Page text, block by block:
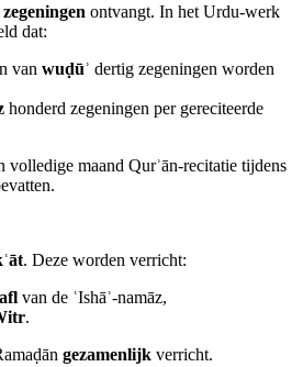
ontvangt. In het Urdu‑werk
dat:
van wuḍūʾ dertig zegeningen worden
honderd zegeningen per gereciteerde
volledige maand Qurʾān‑recitatie tijdens
ʿāt. Deze worden verricht:
van de ʿIshāʾ‑namāz,
.
gezamenlijk verricht.